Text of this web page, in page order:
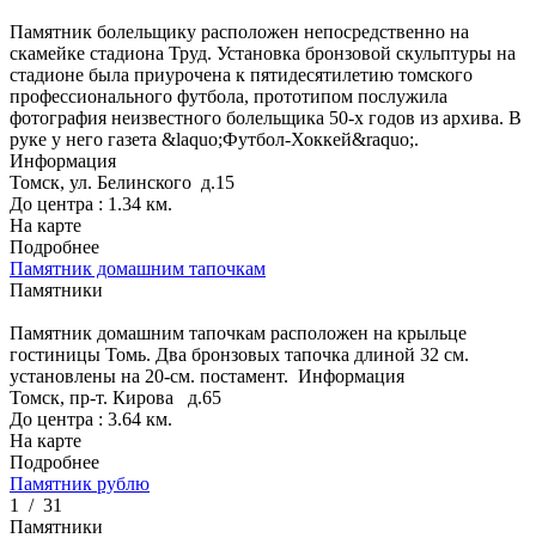
Памятник болельщику расположен непосредственно на
скамейке стадиона Труд. Установка бронзовой скульптуры на
стадионе была приурочена к пятидесятилетию томского
профессионального футбола, прототипом послужила
фотография неизвестного болельщика 50-х годов из архива. В
руке у него газета &laquo;Футбол-Хоккей&raquo;.
Информация
Томск, ул. Белинского д.15
До центра : 1.34 км.
На карте
Подробнее
Памятник домашним тапочкам
Памятники
Памятник домашним тапочкам расположен на крыльце
гостиницы Томь. Два бронзовых тапочка длиной 32 см.
установлены на 20-см. постамент. Информация
Томск, пр-т. Кирова д.65
До центра : 3.64 км.
На карте
Подробнее
Памятник рублю
1
/ 31
Памятники